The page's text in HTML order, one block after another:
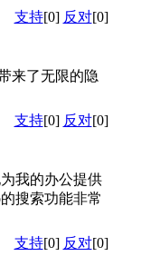
支持[0] 反对[0]
来了无限的隐
支持[0] 反对[0]
我的办公提供
搜索功能非常
支持[0] 反对[0]